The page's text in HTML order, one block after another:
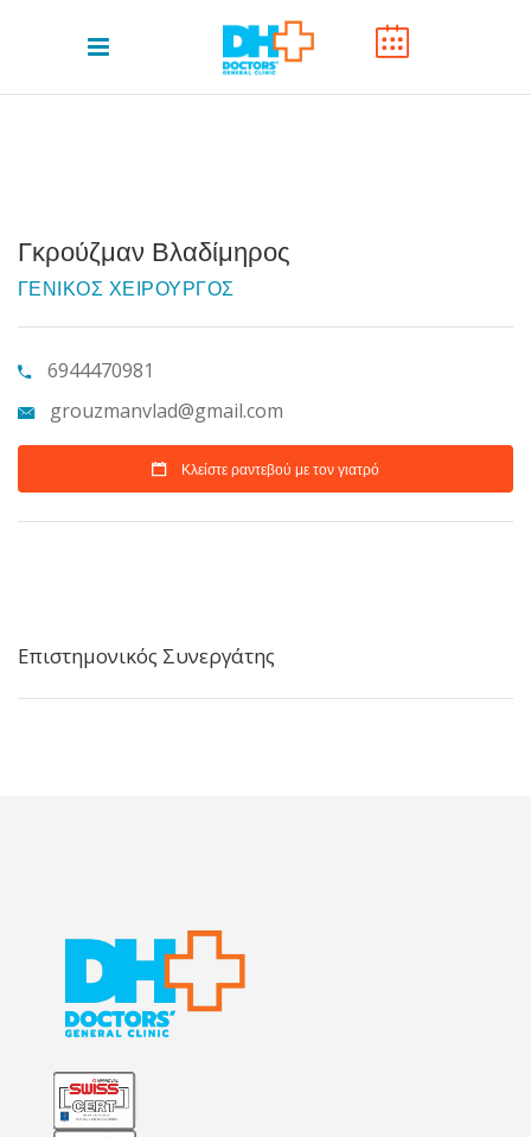
Γκρούζμαν Βλαδίμηρος
ΓΕΝΙΚΟΣ ΧΕΙΡΟΥΡΓΟΣ
6944470981
grouzmanvlad@gmail.com
Κλείστε ραντεβού με τον γιατρό
Επιστημονικός Συνεργάτης